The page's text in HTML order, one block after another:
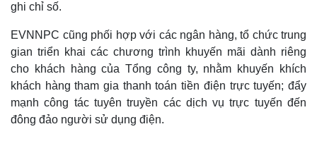
ghi chỉ số.
EVNNPC cũng phối hợp với các ngân hàng, tổ chức trung
gian triển khai các chương trình khuyến mãi dành riêng
cho khách hàng của Tổng công ty, nhằm khuyến khích
khách hàng tham gia thanh toán tiền điện trực tuyến; đẩy
mạnh công tác tuyên truyền các dịch vụ trực tuyến đến
đông đảo người sử dụng điện.